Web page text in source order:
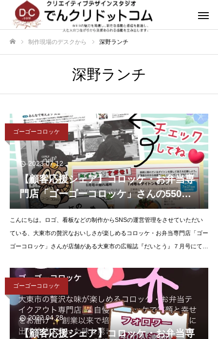
制作現場のデスクから 深野ランチ
深野ランチ
ゴーゴーコロッケ
2023.07.12
【顧客応援シェア】コロッケ・お弁当専
門店「ゴーゴーコロッケ」さんの550円
分の商品引換券があたる♪
こんにちは。ロゴ、看板などの制作からSNSの運営管理をさせていただい
ている、大東市の贅沢なおいしさが楽しめるコロッケ・お弁当専門店「ゴー
ゴーコロッケ」さんが店舗がある大東市の広報誌『だいとう』７月号にてプ
ゴーゴーコロッケ
2022.04.28
【顧客応援シェア】コロッケ・お弁当専